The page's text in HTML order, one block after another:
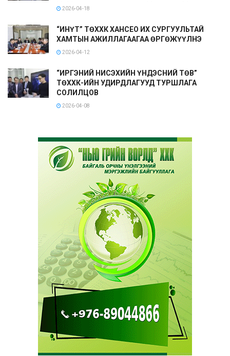
2026-04-18
“ИНҮТ” ТӨХХК ХАНСЕО ИХ СУРГУУЛЬТАЙ
ХАМТЫН АЖИЛЛАГААГАА ӨРГӨЖҮҮЛНЭ
2026-04-12
“ИРГЭНИЙ НИСЭХИЙН ҮНДЭСНИЙ ТӨВ”
ТӨХХК-ИЙН УДИРДЛАГУУД ТУРШЛАГА
СОЛИЛЦОВ
2026-04-08